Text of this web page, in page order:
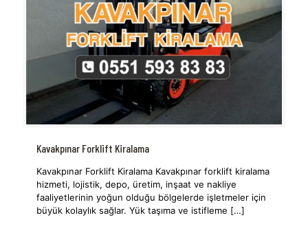
Kavakpınar Forklift Kiralama
Kavakpınar Forklift Kiralama Kavakpınar forklift kiralama
hizmeti, lojistik, depo, üretim, inşaat ve nakliye
faaliyetlerinin yoğun olduğu bölgelerde işletmeler için
büyük kolaylık sağlar. Yük taşıma ve istifleme […]